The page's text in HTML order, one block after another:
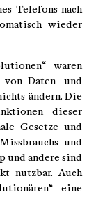
Telefons nach
wieder
waren
von Daten- und
ändern. Die
dieser
Gesetze und
und
und andere sind
nutzbar. Auch
eine